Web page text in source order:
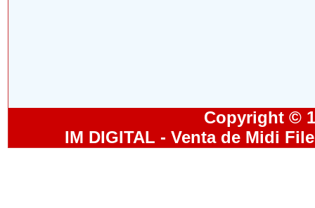
Copyright ©
IM DIGITAL - Venta de Midi